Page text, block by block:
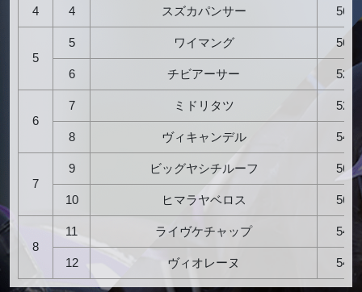
4 4 スズカパンサー 56
5
5 ワイマング 56
6 チビアーサー 52
6
7 ミドリタツ 52
8 ヴィキャンデル 54
7
9 ビッグヤシチルーフ 56
10 ヒマラヤベロス 56
8
11 ライヴケチャップ 54
12 ヴィオレーヌ 54